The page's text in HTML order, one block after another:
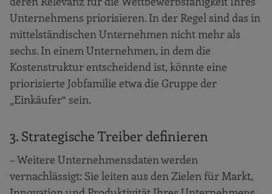
Unternehmens priorisieren. In der Regel sind das in
mittelständischen Unternehmen nicht mehr als
sechs. In einem Unternehmen, in dem die
Kostenstruktur entscheidend ist, könnte eine
priorisierte Jobfamilie etwa die Gruppe der
„Einkäufer“ sein.
3. Strategische Treiber definieren
– Weitere Unternehmensdaten werden
vernachlässigt: Sie leiten aus den Zielen für Markt,